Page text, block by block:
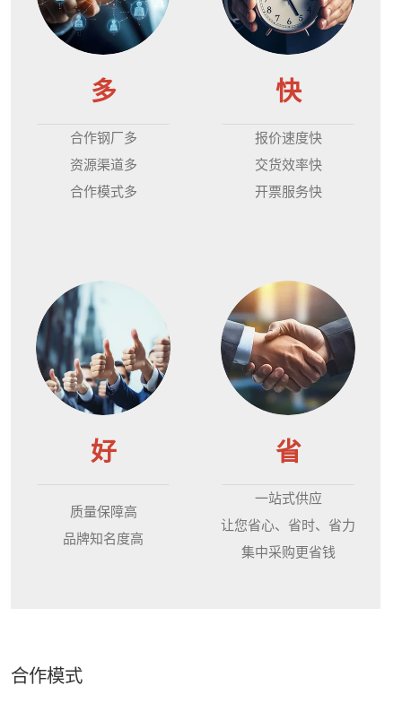
多
合作钢厂多
资源渠道多
合作模式多
快
报价速度快
交货效率快
开票服务快
好
质量保障高
品牌知名度高
省
一站式供应
让您省心、省时、省力
集中采购更省钱
合作模式